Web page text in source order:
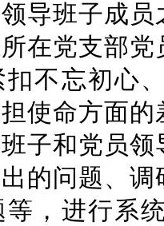
班子成员
在党支部
不忘初心
使命方面
子和党员
的问题、
，进行系